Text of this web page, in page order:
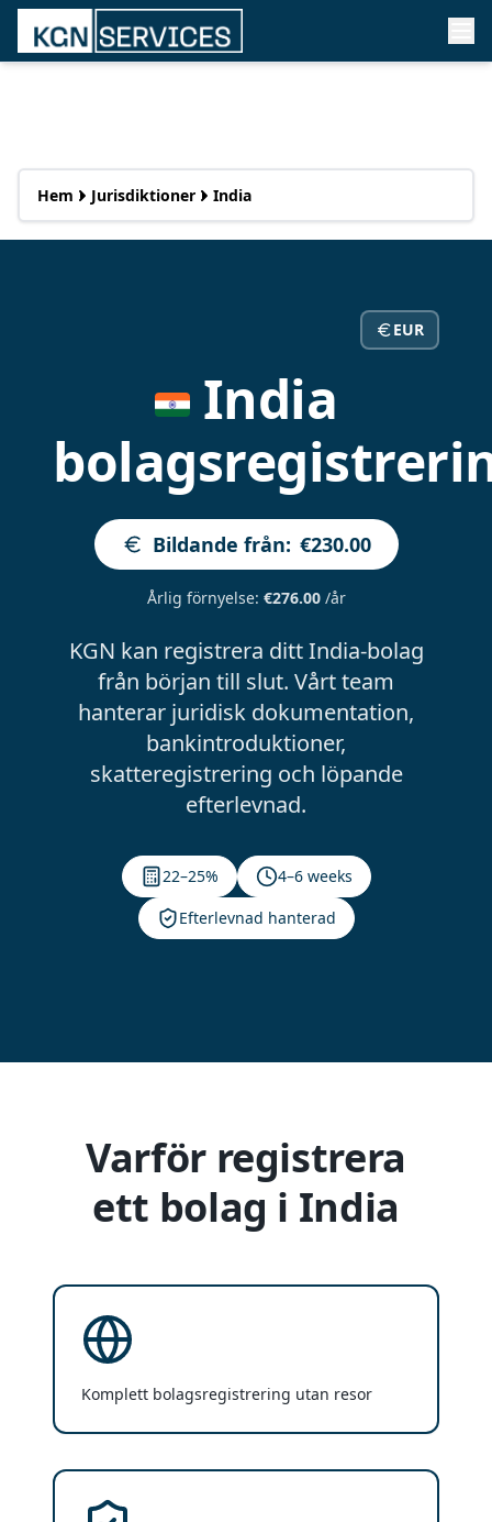
Hem Jurisdiktioner India
EUR
India
Bildande från: €230.00
Årlig förnyelse: €276.00 /år
KGN kan registrera ditt India-bolag
från början till slut. Vårt team
hanterar juridisk dokumentation,
bankintroduktioner,
skatteregistrering och löpande
efterlevnad.
22–25%
4–6 weeks
Efterlevnad hanterad
Varför registrera
ett bolag i India
Komplett bolagsregistrering utan resor